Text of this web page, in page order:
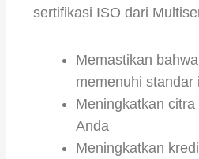
sertifikasi ISO dari
Memastikan
memenuhi standar
Meningkatkan
Anda
Meningkatkan